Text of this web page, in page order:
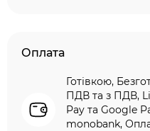
Оплата
Готівкою,
ПДВ та з ПДВ,
Pay та Google
monobank,